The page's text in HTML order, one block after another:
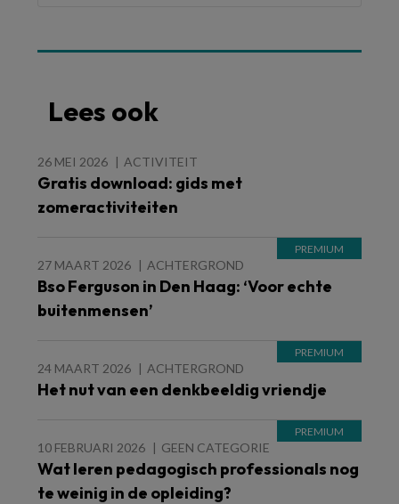
Lees ook
26 MEI 2026 ACTIVITEIT
Gratis download: gids met
zomeractiviteiten
27 MAART 2026 ACHTERGROND
Bso Ferguson in Den Haag: ‘Voor echte
buitenmensen’
24 MAART 2026 ACHTERGROND
Het nut van een denkbeeldig vriendje
10 FEBRUARI 2026 GEEN CATEGORIE
Wat leren pedagogisch professionals nog
te weinig in de opleiding?